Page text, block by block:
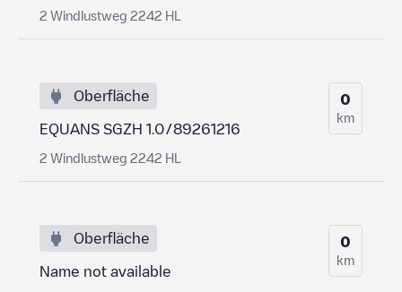
2 Windlustweg 2242 HL
Oberfläche
EQUANS SGZH 1.0/89261216
2 Windlustweg 2242 HL
0
km
Oberfläche
Name not available
0
km